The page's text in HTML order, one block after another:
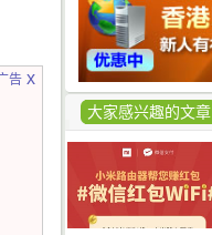
大家感兴趣的文章
告 x